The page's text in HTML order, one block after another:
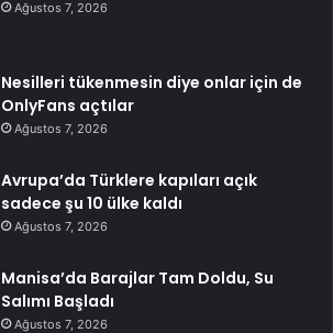
Ağustos 7, 2026
Nesilleri tükenmesin diye onlar için de
OnlyFans açtılar
Ağustos 7, 2026
Avrupa’da Türklere kapıları açık
sadece şu 10 ülke kaldı
Ağustos 7, 2026
Manisa’da Barajlar Tam Doldu, Su
Salımı Başladı
Ağustos 7, 2026